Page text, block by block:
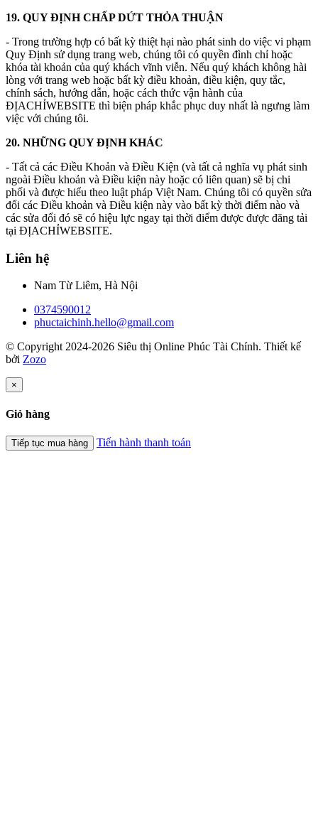
19. QUY ĐỊNH CHẤP DỨT THỎA THUẬN
- Trong trường hợp có bất kỳ thiệt hại nào phát sinh do việc vi phạm
Quy Định sử dụng trang web, chúng tôi có quyền đình chỉ hoặc
khóa tài khoản của quý khách vĩnh viễn. Nếu quý khách không hài
lòng với trang web hoặc bất kỳ điều khoản, điều kiện, quy tắc,
chính sách, hướng dẫn, hoặc cách thức vận hành của
ĐỊACHỈWEBSITE thì biện pháp khắc phục duy nhất là ngưng làm
việc với chúng tôi.
20. NHỮNG QUY ĐỊNH KHÁC
- Tất cả các Điều Khoản và Điều Kiện (và tất cả nghĩa vụ phát sinh
ngoài Điều khoản và Điều kiện này hoặc có liên quan) sẽ bị chi
phối và được hiểu theo luật pháp Việt Nam. Chúng tôi có quyền sửa
đổi các Điều khoản và Điều kiện này vào bất kỳ thời điểm nào và
các sửa đổi đó sẽ có hiệu lực ngay tại thời điểm được được đăng tải
tại ĐỊACHỈWEBSITE.
Liên hệ
Nam Từ Liêm, Hà Nội
0374590012
phuctaichinh.hello@gmail.com
© Copyright 2024-2026 Siêu thị Online Phúc Tài Chính. Thiết kế
bởi Zozo
×
Giỏ hàng
Tiếp tục mua hàng Tiến hành thanh toán